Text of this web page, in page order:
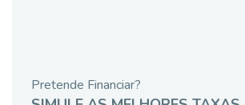
Pretende Financiar?